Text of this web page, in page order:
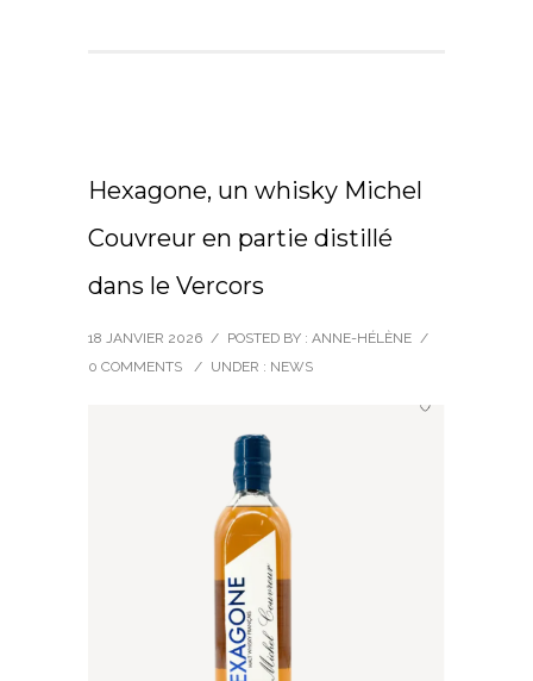
Hexagone, un whisky Michel
Couvreur en partie distillé
dans le Vercors
18 JANVIER 2026 / POSTED BY : ANNE-HÉLÈNE /
0 COMMENTS
/ UNDER : NEWS